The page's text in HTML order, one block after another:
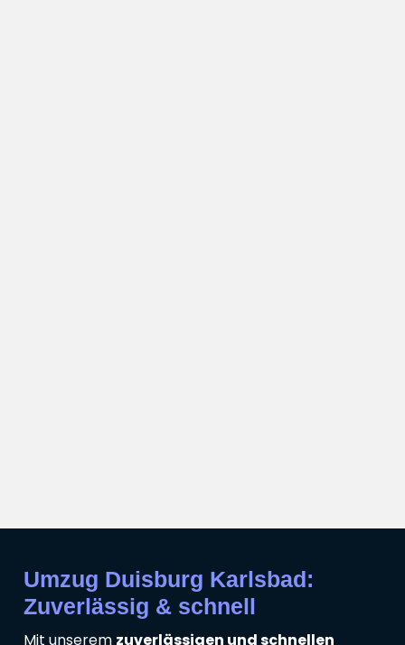
Umzug Duisburg Karlsbad:
Zuverlässig & schnell
Mit unserem zuverlässigen und schnellen